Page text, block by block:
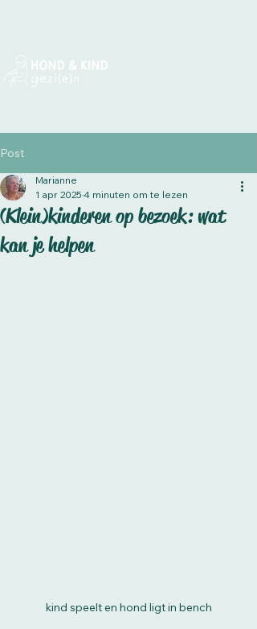
Post
(Klein)kinderen op bezoek: wat
kan je helpen
Marianne
1 apr 2025 4 minuten om te lezen
kind speelt en hond ligt in bench